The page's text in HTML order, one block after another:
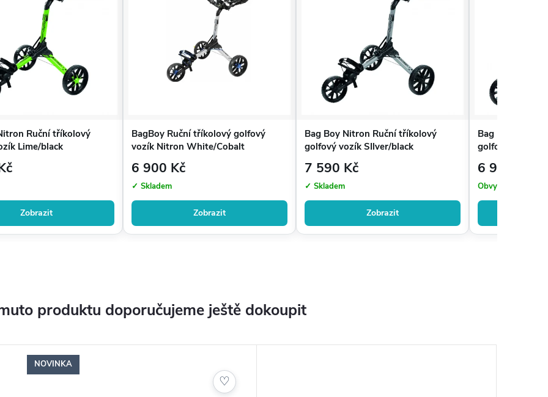
Ruční tříkolový
Lime/black
Zobrazit
BagBoy Ruční tříkolový golfový
vozík Nitron White/Cobalt
6 900 Kč
✓ Skladem
Zobrazit
Bag Boy Nitron Ruční tříkolový
golfový vozík SIlver/black
7 590 Kč
✓ Skladem
Zobrazit
Bag Boy Nitron
golfový vozík
6 900 Kč
Obvykle do 7 dnů
produktu doporučujeme ještě dokoupit
NOVINKA
♡